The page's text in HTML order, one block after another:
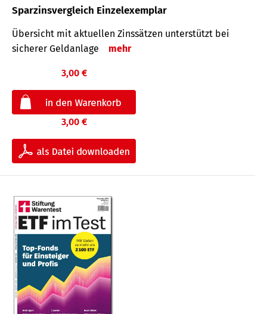
Sparzinsvergleich Einzelexemplar
Übersicht mit aktuellen Zinssätzen unterstützt bei
sicherer Geldanlage
mehr
3,00 €
3,00 €